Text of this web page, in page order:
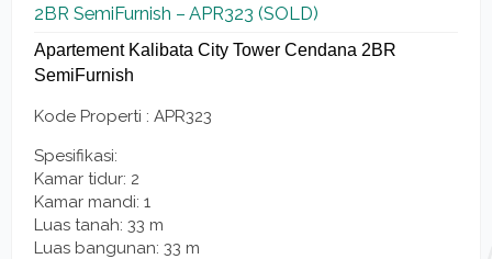
2BR SemiFurnish – APR323 (SOLD)
Apartement Kalibata City Tower Cendana 2BR
SemiFurnish
Kode Properti : APR323
Spesifikasi:
Kamar tidur: 2
Kamar mandi: 1
Luas tanah: 33 m
Luas bangunan: 33 m